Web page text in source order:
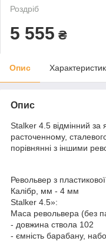
Роздріб
5 555 ₴
Опис
Опис
Stalker 4.5 відмінний за
расточенному,
порівнянні з іншими
Револьвер з
Калібр, мм - 4 мм
Stalker 4.5»:
Маса револьвера (без
- довжина ствола 102
- ємність барабану,